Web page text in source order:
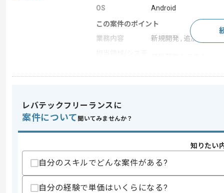
OS
Android
この案件のポイント
業務内容
新規開発 , 追加開発 ,
特徴 参画実績あり , 長期プ
上記に似た経験やスキルをお持ちであれば
レバテックフリーランスに
案件について 聞いてみませんか？
知りたい
自分のスキルでどんな案件がある?
自分の経験で単価はいくらになる?